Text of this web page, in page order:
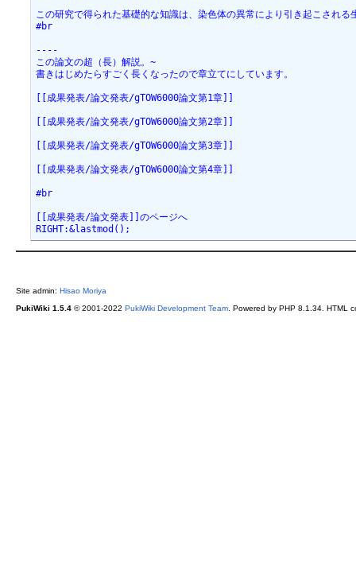
この研究で得られた基礎的な知識は、染色体の異常により引き起こされ
#br
----
この論文の超（長）解説。~
書きはじめたらすごく長くなったので章立てにしています。
[[成果発表/論文発表/gTOW6000論文第1章]]
[[成果発表/論文発表/gTOW6000論文第2章]]
[[成果発表/論文発表/gTOW6000論文第3章]]
[[成果発表/論文発表/gTOW6000論文第4章]]
#br
[[成果発表/論文発表]]のページへ
RIGHT:&lastmod();
Site admin: Hisao Moriya
PukiWiki 1.5.4© 2001-2022 PukiWiki Development Team. Powered by PHP 8.1.34. HTML